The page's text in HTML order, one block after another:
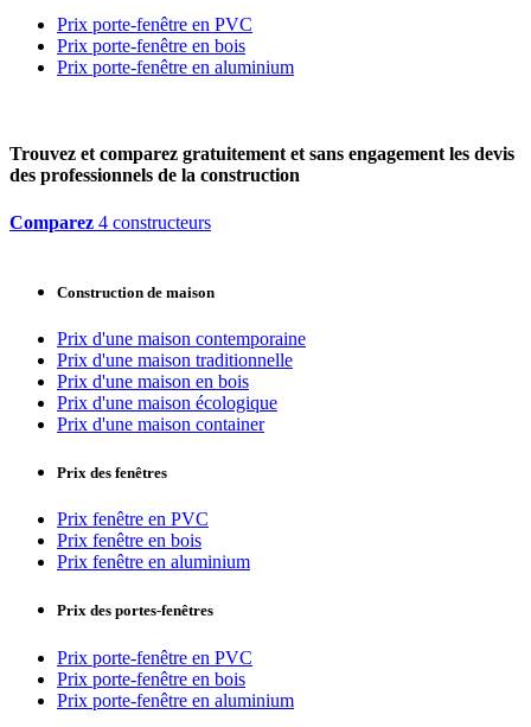
Prix porte-fenêtre en PVC
Prix porte-fenêtre en bois
Prix porte-fenêtre en aluminium
Trouvez et comparez gratuitement et sans engagement les devis
des professionnels de la construction
Comparez 4 constructeurs
Construction de maison
Prix d'une maison contemporaine
Prix d'une maison traditionnelle
Prix d'une maison en bois
Prix d'une maison écologique
Prix d'une maison container
Prix des fenêtres
Prix fenêtre en PVC
Prix fenêtre en bois
Prix fenêtre en aluminium
Prix des portes-fenêtres
Prix porte-fenêtre en PVC
Prix porte-fenêtre en bois
Prix porte-fenêtre en aluminium